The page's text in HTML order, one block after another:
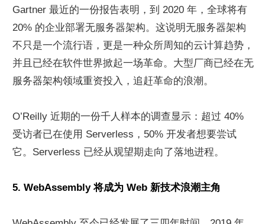
Gartner 最近的一份报告表明，到 2020 年，全球将有
20% 的企业部署无服务器架构。这说明无服务器架构
不只是一个流行语，更是一种众所周知的云计算趋势，
并且已经在软件世界掀起一场革命。大型厂商已经在无
服务器架构领域重资投入，追赶革命的浪潮。
O’Reilly 近期的一份千人样本的调查显示：超过 40%
受访者已在使用 Serverless，50% 开发者想要尝试
它。Serverless 已经从观望期走向了落地进程。
5. WebAssembly 将成为 Web 新技术浪潮主角